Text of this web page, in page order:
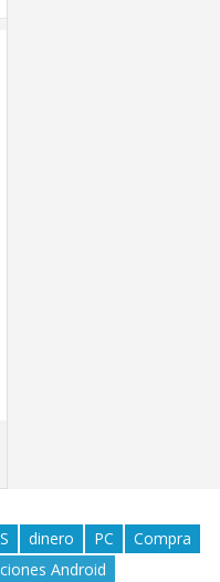
dinero PC
Compra
Android